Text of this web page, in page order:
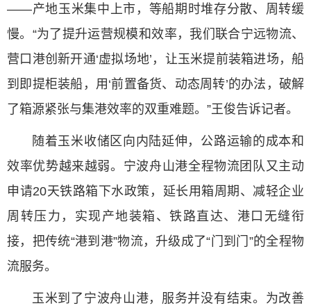
——产地玉米集中上市，等船期时堆存分散、周转缓
慢。“为了提升运营规模和效率，我们联合宁远物流、
营口港创新开通‘虚拟场地’，让玉米提前装箱进场，船
到即提柜装船，用‘前置备货、动态周转’的办法，破解
了箱源紧张与集港效率的双重难题。”王俊告诉记者。
随着玉米收储区向内陆延伸，公路运输的成本和
效率优势越来越弱。宁波舟山港全程物流团队又主动
申请20天铁路箱下水政策，延长用箱周期、减轻企业
周转压力，实现产地装箱、铁路直达、港口无缝衔
接，把传统“港到港”物流，升级成了“门到门”的全程物
流服务。
玉米到了宁波舟山港，服务并没有结束。为改善